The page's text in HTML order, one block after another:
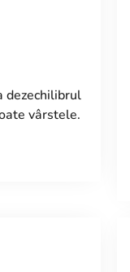
dezechilibrul
vârstele.